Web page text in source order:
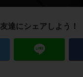
友達にシェアしよう！